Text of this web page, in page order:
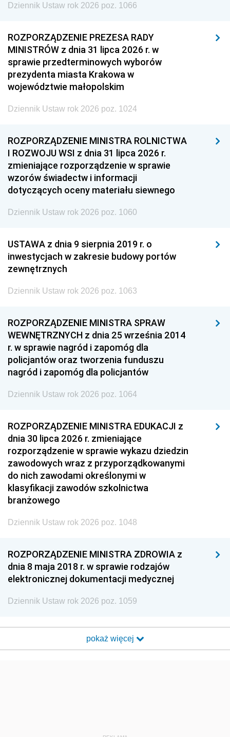
Dziennik Ustaw rok 2026 poz. 1066
ROZPORZĄDZENIE PREZESA RADY
MINISTRÓW z dnia 31 lipca 2026 r. w
sprawie przedterminowych wyborów
prezydenta miasta Krakowa w
województwie małopolskim
Dziennik Ustaw rok 2026 poz. 1024
ROZPORZĄDZENIE MINISTRA ROLNICTWA
I ROZWOJU WSI z dnia 31 lipca 2026 r.
zmieniające rozporządzenie w sprawie
wzorów świadectw i informacji
dotyczących oceny materiału siewnego
Dziennik Ustaw rok 2026 poz. 1060
USTAWA z dnia 9 sierpnia 2019 r. o
inwestycjach w zakresie budowy portów
zewnętrznych
Dziennik Ustaw rok 2026 poz. 1063
ROZPORZĄDZENIE MINISTRA SPRAW
WEWNĘTRZNYCH z dnia 25 września 2014
r. w sprawie nagród i zapomóg dla
policjantów oraz tworzenia funduszu
nagród i zapomóg dla policjantów
Dziennik Ustaw rok 2026 poz. 1064
ROZPORZĄDZENIE MINISTRA EDUKACJI z
dnia 30 lipca 2026 r. zmieniające
rozporządzenie w sprawie wykazu dziedzin
zawodowych wraz z przyporządkowanymi
do nich zawodami określonymi w
klasyfikacji zawodów szkolnictwa
branżowego
Dziennik Ustaw rok 2026 poz. 1048
ROZPORZĄDZENIE MINISTRA ZDROWIA z
dnia 8 maja 2018 r. w sprawie rodzajów
elektronicznej dokumentacji medycznej
Dziennik Ustaw rok 2026 poz. 1059
pokaż więcej